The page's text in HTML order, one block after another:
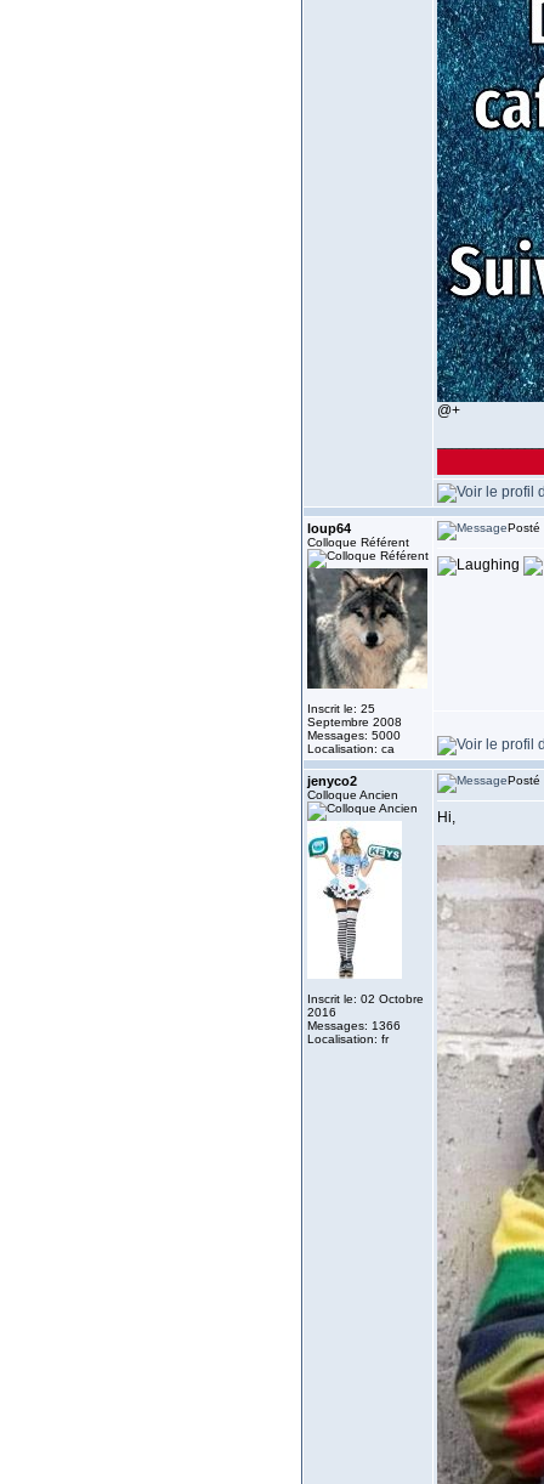
@+
loup64
Colloque Référent
Inscrit le: 25
Septembre 2008
Messages: 5000
Localisation: ca
Posté
jenyco2
Colloque Ancien
Inscrit le: 02 Octobre
2016
Messages: 1366
Localisation: fr
Posté
Hi,